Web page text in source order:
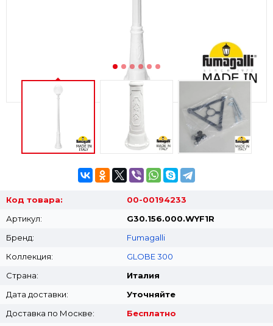
Код товара:
00-00194233
Артикул:
G30.156.000.WYF1R
Бренд:
Fumagalli
Коллекция:
GLOBE 300
Страна:
Италия
Дата доставки:
Уточняйте
Доставка по Москве:
Бесплатно